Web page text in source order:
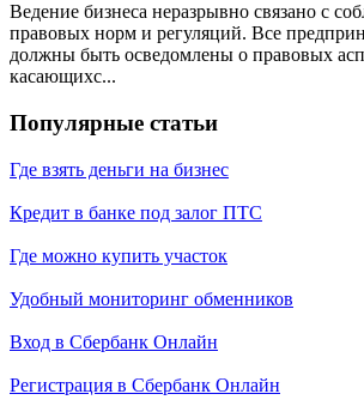
Ведение бизнеса неразрывно связано с
правовых норм и регуляций. Все
должны быть осведомлены о правовых
касающихс...
Популярные статьи
Где взять деньги на бизнес
Кредит в банке под залог ПТС
Где можно купить участок
Удобный мониторинг обменников
Вход в Сбербанк Онлайн
Регистрация в Сбербанк Онлайн